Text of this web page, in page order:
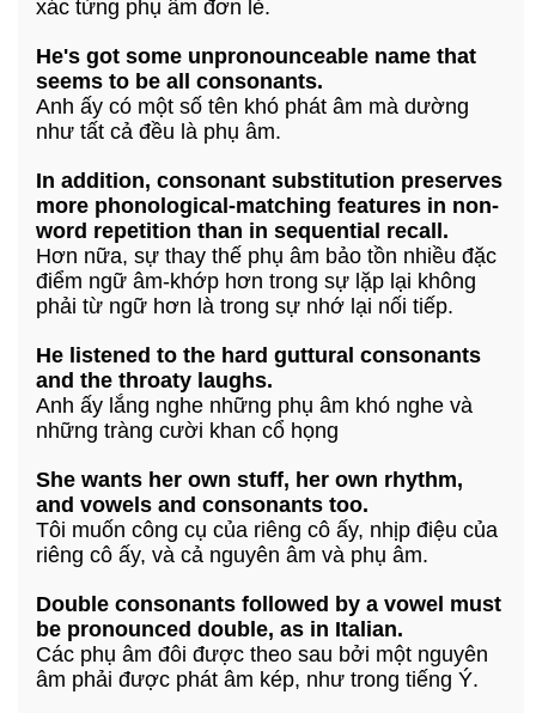
xác từng phụ âm đơn lẻ.
He's got some unpronounceable name that
seems to be all consonants.
Anh ấy có một số tên khó phát âm mà dường
như tất cả đều là phụ âm.
In addition, consonant substitution preserves
more phonological-matching features in non-
word repetition than in sequential recall.
Hơn nữa, sự thay thế phụ âm bảo tồn nhiều đặc
điểm ngữ âm-khớp hơn trong sự lặp lại không
phải từ ngữ hơn là trong sự nhớ lại nối tiếp.
He listened to the hard guttural consonants
and the throaty laughs.
Anh ấy lắng nghe những phụ âm khó nghe và
những tràng cười khan cổ họng
She wants her own stuff, her own rhythm,
and vowels and consonants too.
Tôi muốn công cụ của riêng cô ấy, nhịp điệu của
riêng cô ấy, và cả nguyên âm và phụ âm.
Double consonants followed by a vowel must
be pronounced double, as in Italian.
Các phụ âm đôi được theo sau bởi một nguyên
âm phải được phát âm kép, như trong tiếng Ý.